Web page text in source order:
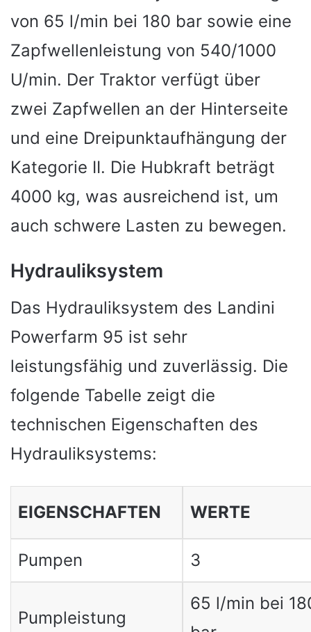
von 65 l/min bei 180 bar sowie eine
Zapfwellenleistung von 540/1000
U/min. Der Traktor verfügt über
zwei Zapfwellen an der Hinterseite
und eine Dreipunktaufhängung der
Kategorie II. Die Hubkraft beträgt
4000 kg, was ausreichend ist, um
auch schwere Lasten zu bewegen.
Hydrauliksystem
Das Hydrauliksystem des Landini
Powerfarm 95 ist sehr
leistungsfähig und zuverlässig. Die
folgende Tabelle zeigt die
technischen Eigenschaften des
Hydrauliksystems:
EIGENSCHAFTEN WERTE
Pumpen 3
Pumpleistung
65 l/min bei